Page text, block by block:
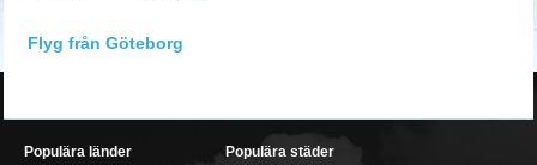
Flyg från Göteborg
Populära länder
Populära städer